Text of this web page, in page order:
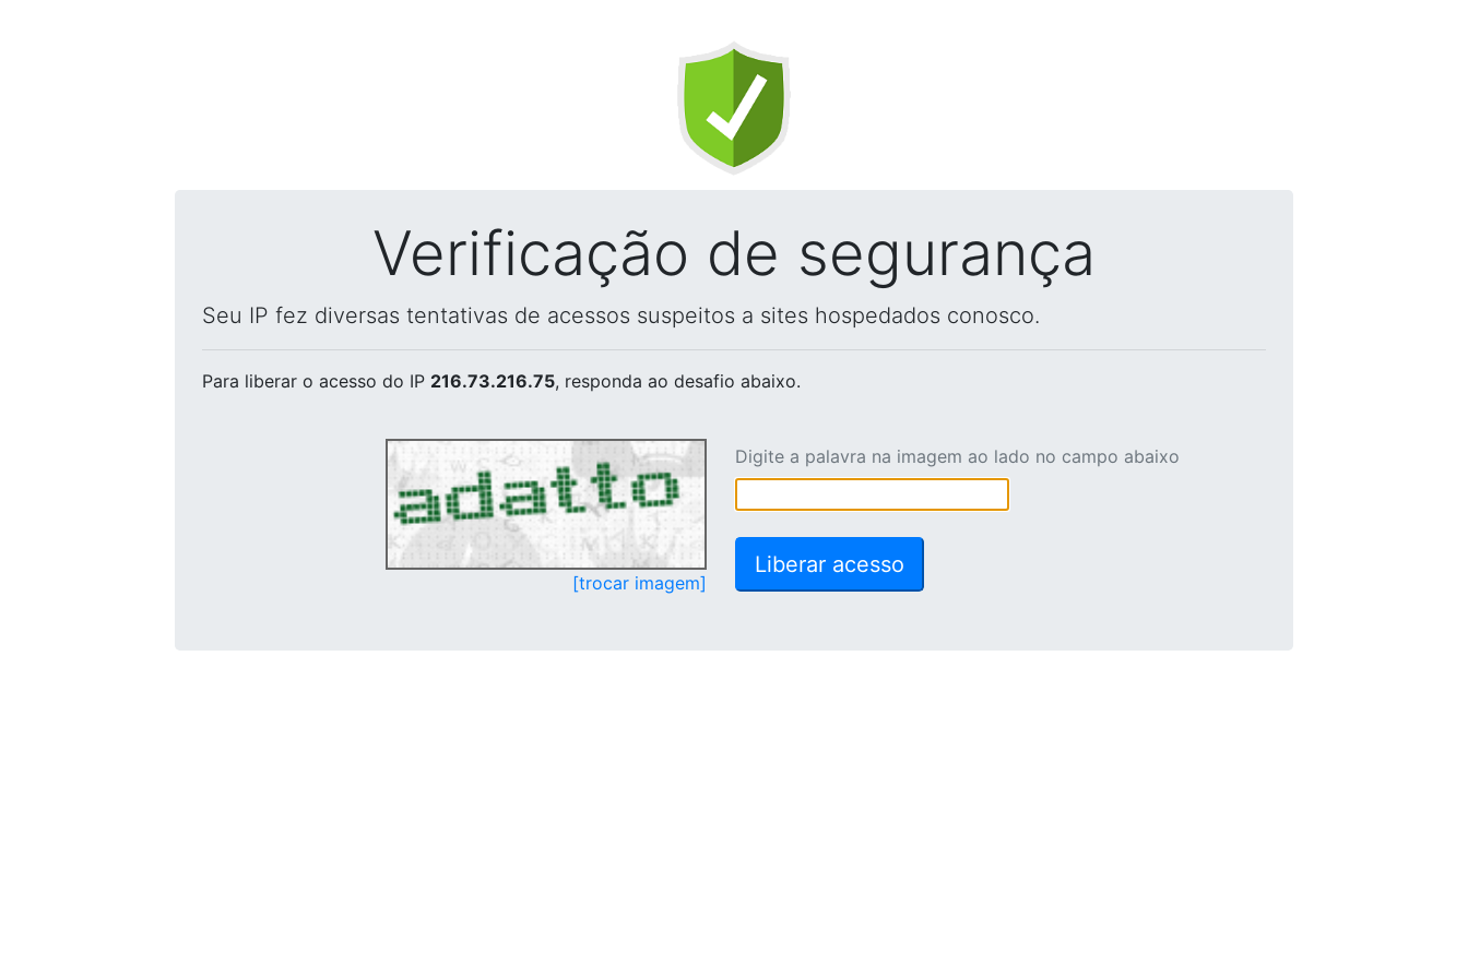
Verificação de segurança
Seu IP fez diversas tentativas de acessos suspeitos a sites hospedados conosco.
Para liberar o acesso do IP 216.73.216.75, responda ao desafio abaixo.
[trocar imagem]
Digite a palavra na imagem ao lado no campo abaixo